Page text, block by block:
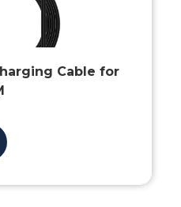
Cable for